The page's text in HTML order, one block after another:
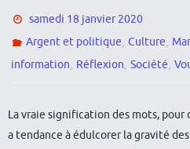
samedi 18 janvier 2020
Argent et politique,Culture,
information, Réflexion, Société,
La vraie signification des mots, pour
a tendance à édulcorer la gravité